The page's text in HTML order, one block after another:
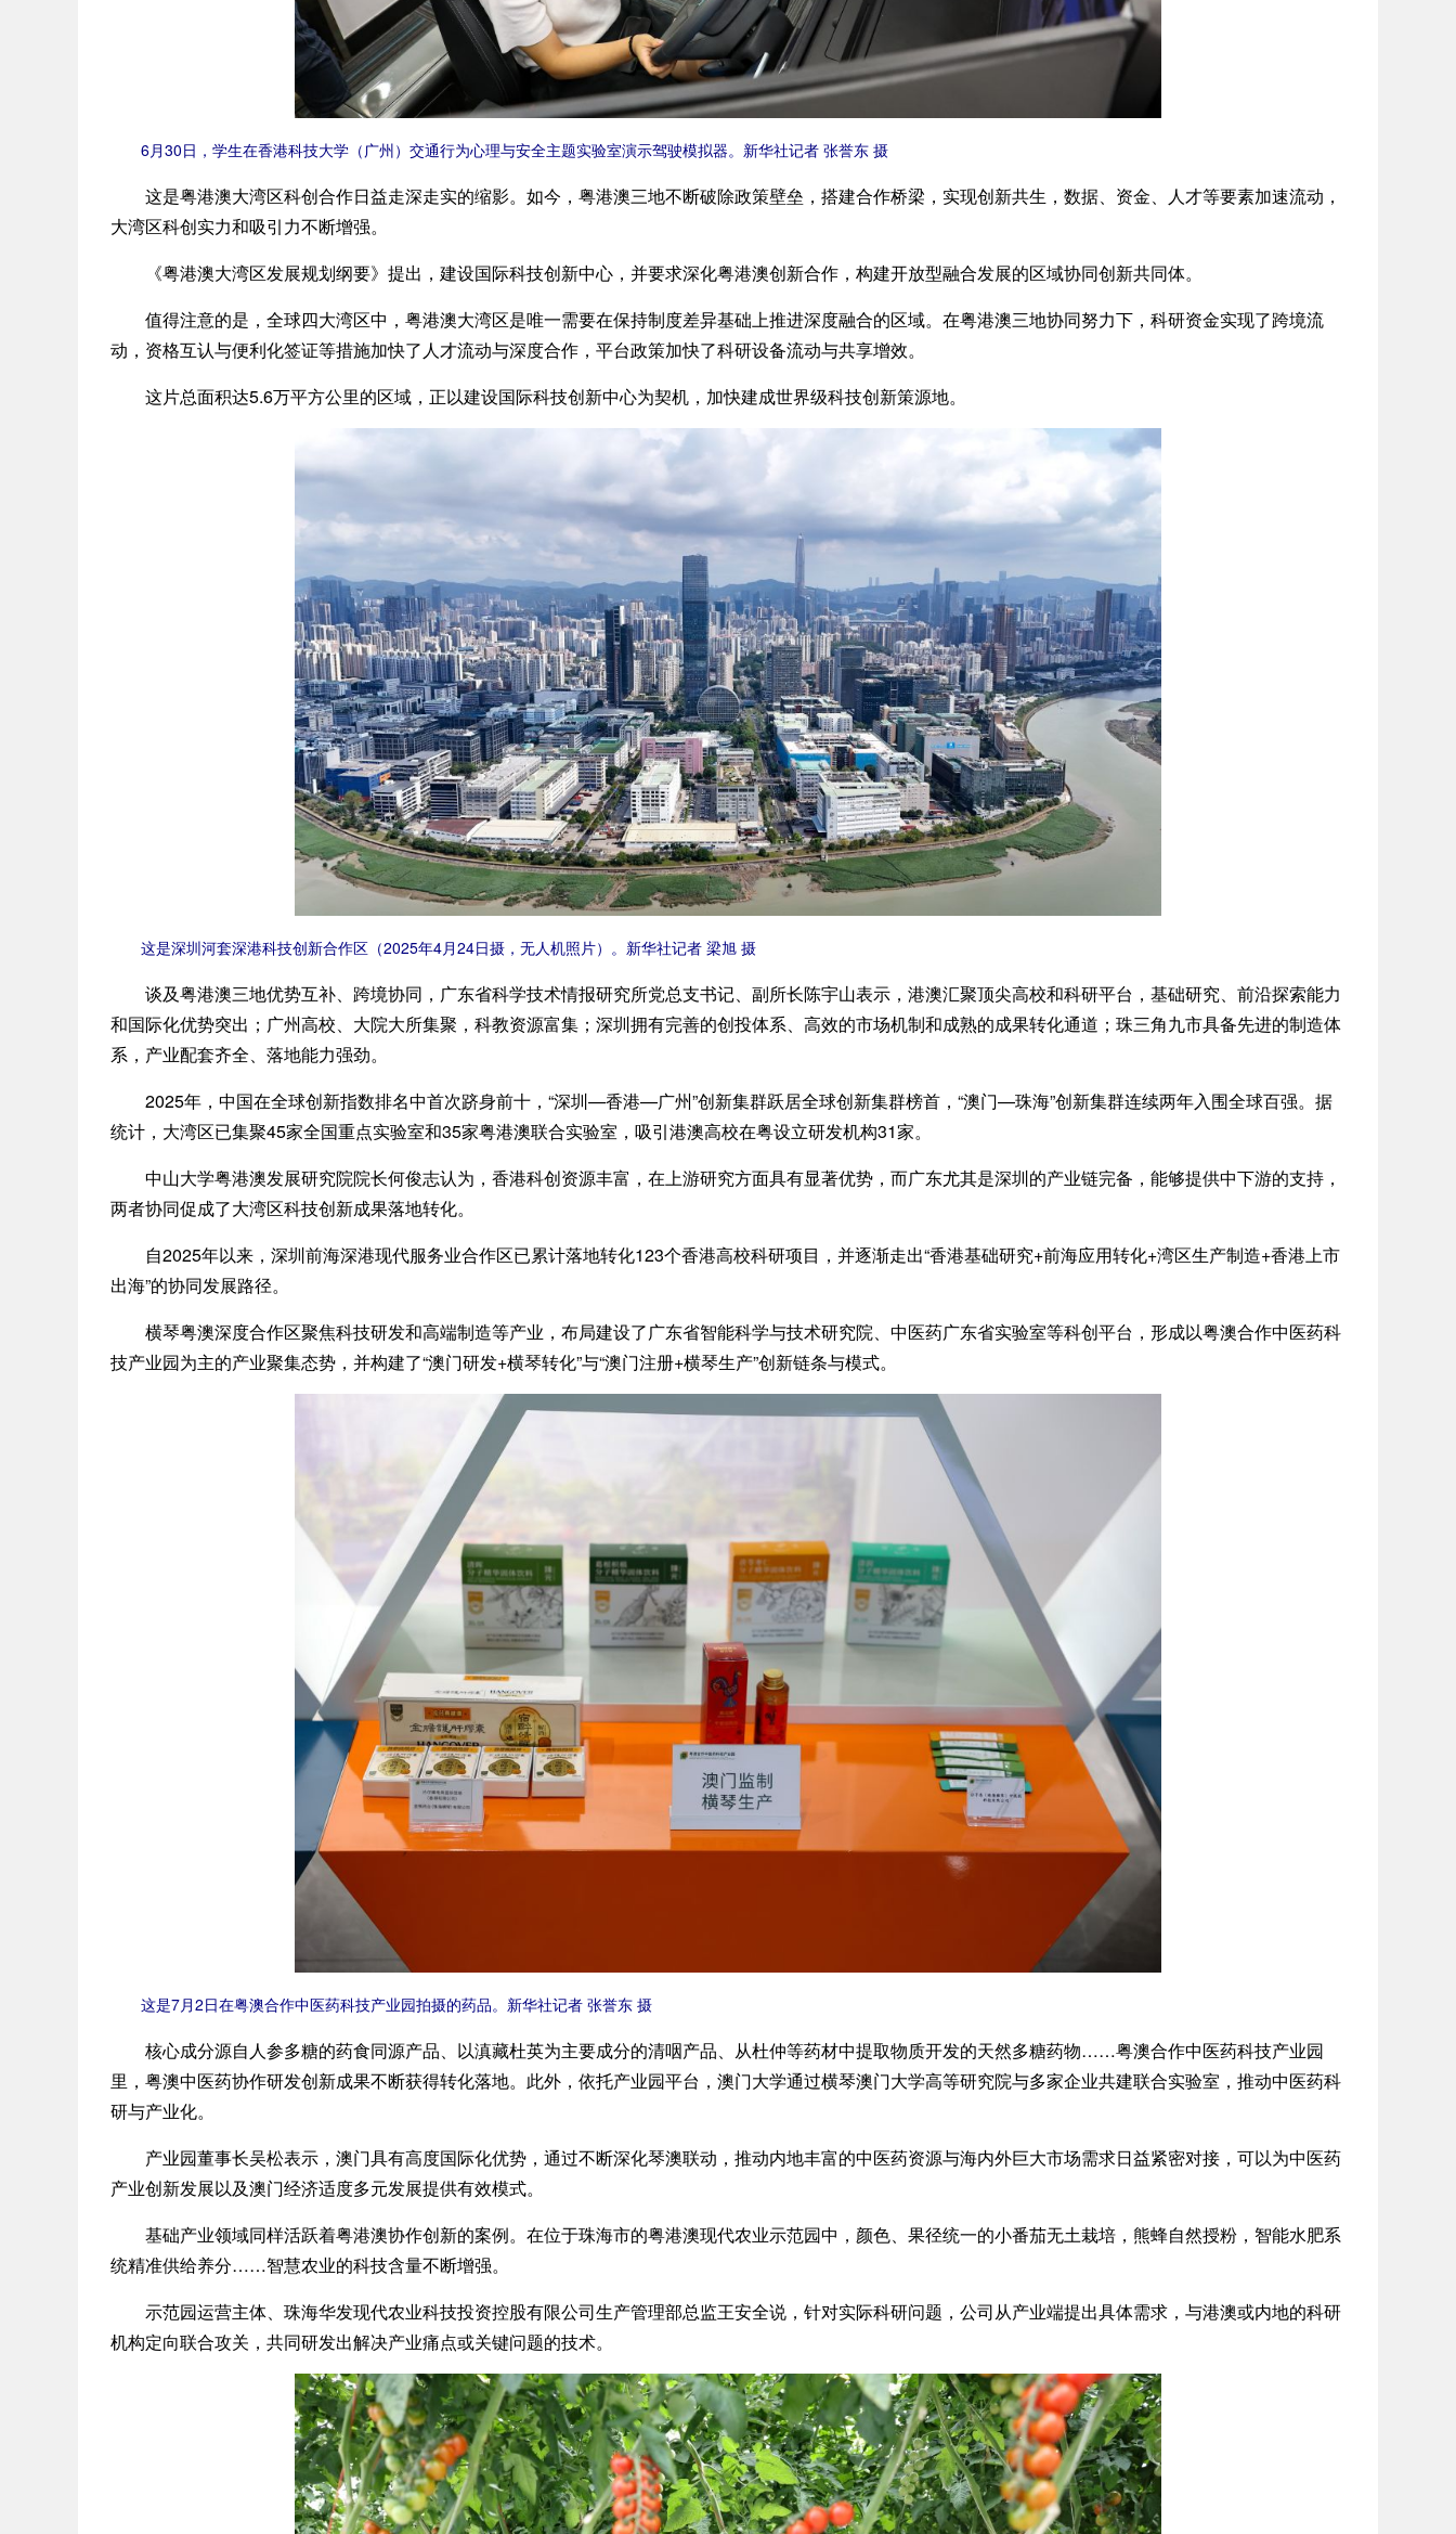
6月30日，学生在香港科技大学（广州）交通行为心理与安全主题实验室演示驾驶模拟器。新华社记者 张誉东 摄
这是粤港澳大湾区科创合作日益走深走实的缩影。如今，粤港澳三地不断破除政策壁垒，搭建合作桥梁，实现创新共生，数据、资金、人才等要素加速流动，
大湾区科创实力和吸引力不断增强。
《粤港澳大湾区发展规划纲要》提出，建设国际科技创新中心，并要求深化粤港澳创新合作，构建开放型融合发展的区域协同创新共同体。
值得注意的是，全球四大湾区中，粤港澳大湾区是唯一需要在保持制度差异基础上推进深度融合的区域。在粤港澳三地协同努力下，科研资金实现了跨境流
动，资格互认与便利化签证等措施加快了人才流动与深度合作，平台政策加快了科研设备流动与共享增效。
这片总面积达5.6万平方公里的区域，正以建设国际科技创新中心为契机，加快建成世界级科技创新策源地。
这是深圳河套深港科技创新合作区（2025年4月24日摄，无人机照片）。新华社记者 梁旭 摄
谈及粤港澳三地优势互补、跨境协同，广东省科学技术情报研究所党总支书记、副所长陈宇山表示，港澳汇聚顶尖高校和科研平台，基础研究、前沿探索能力
和国际化优势突出；广州高校、大院大所集聚，科教资源富集；深圳拥有完善的创投体系、高效的市场机制和成熟的成果转化通道；珠三角九市具备先进的制造体
系，产业配套齐全、落地能力强劲。
2025年，中国在全球创新指数排名中首次跻身前十，“深圳—香港—广州”创新集群跃居全球创新集群榜首，“澳门—珠海”创新集群连续两年入围全球百强。据
统计，大湾区已集聚45家全国重点实验室和35家粤港澳联合实验室，吸引港澳高校在粤设立研发机构31家。
中山大学粤港澳发展研究院院长何俊志认为，香港科创资源丰富，在上游研究方面具有显著优势，而广东尤其是深圳的产业链完备，能够提供中下游的支持，
两者协同促成了大湾区科技创新成果落地转化。
自2025年以来，深圳前海深港现代服务业合作区已累计落地转化123个香港高校科研项目，并逐渐走出“香港基础研究+前海应用转化+湾区生产制造+香港上市
出海”的协同发展路径。
横琴粤澳深度合作区聚焦科技研发和高端制造等产业，布局建设了广东省智能科学与技术研究院、中医药广东省实验室等科创平台，形成以粤澳合作中医药科
技产业园为主的产业聚集态势，并构建了“澳门研发+横琴转化”与“澳门注册+横琴生产”创新链条与模式。
这是7月2日在粤澳合作中医药科技产业园拍摄的药品。新华社记者 张誉东 摄
核心成分源自人参多糖的药食同源产品、以滇藏杜英为主要成分的清咽产品、从杜仲等药材中提取物质开发的天然多糖药物……粤澳合作中医药科技产业园
里，粤澳中医药协作研发创新成果不断获得转化落地。此外，依托产业园平台，澳门大学通过横琴澳门大学高等研究院与多家企业共建联合实验室，推动中医药科
研与产业化。
产业园董事长吴松表示，澳门具有高度国际化优势，通过不断深化琴澳联动，推动内地丰富的中医药资源与海内外巨大市场需求日益紧密对接，可以为中医药
产业创新发展以及澳门经济适度多元发展提供有效模式。
基础产业领域同样活跃着粤港澳协作创新的案例。在位于珠海市的粤港澳现代农业示范园中，颜色、果径统一的小番茄无土栽培，熊蜂自然授粉，智能水肥系
统精准供给养分……智慧农业的科技含量不断增强。
示范园运营主体、珠海华发现代农业科技投资控股有限公司生产管理部总监王安全说，针对实际科研问题，公司从产业端提出具体需求，与港澳或内地的科研
机构定向联合攻关，共同研发出解决产业痛点或关键问题的技术。